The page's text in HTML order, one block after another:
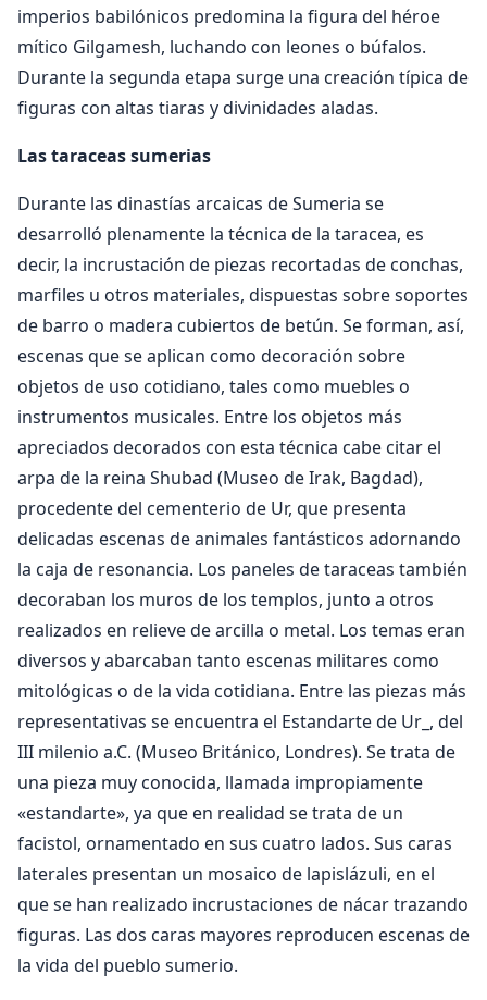
imperios babilónicos predomina la figura del héroe
mítico Gilgamesh, luchando con leones o búfalos.
Durante la segunda etapa surge una creación típica de
figuras con altas tiaras y divinidades aladas.
Las taraceas sumerias
Durante las dinastías arcaicas de Sumeria se
desarrolló plenamente la técnica de la taracea, es
decir, la incrustación de piezas recortadas de conchas,
marfiles u otros materiales, dispuestas sobre soportes
de barro o madera cubiertos de betún. Se forman, así,
escenas que se aplican como decoración sobre
objetos de uso cotidiano, tales como muebles o
instrumentos musicales. Entre los objetos más
apreciados decorados con esta técnica cabe citar el
arpa de la reina Shubad (Museo de Irak, Bagdad),
procedente del cementerio de Ur, que presenta
delicadas escenas de animales fantásticos adornando
la caja de resonancia. Los paneles de taraceas también
decoraban los muros de los templos, junto a otros
realizados en relieve de arcilla o metal. Los temas eran
diversos y abarcaban tanto escenas militares como
mitológicas o de la vida cotidiana. Entre las piezas más
representativas se encuentra el Estandarte de Ur_, del
III milenio a.C. (Museo Británico, Londres). Se trata de
una pieza muy conocida, llamada impropiamente
«estandarte», ya que en realidad se trata de un
facistol, ornamentado en sus cuatro lados. Sus caras
laterales presentan un mosaico de lapislázuli, en el
que se han realizado incrustaciones de nácar trazando
figuras. Las dos caras mayores reproducen escenas de
la vida del pueblo sumerio.